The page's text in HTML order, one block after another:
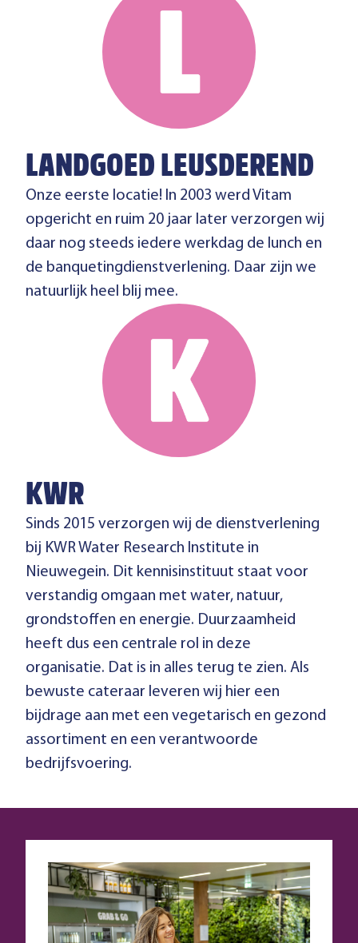
LANDGOED LEUSDEREND
Onze eerste locatie! In 2003 werd Vitam
opgericht en ruim 20 jaar later verzorgen wij
daar nog steeds iedere werkdag de lunch en
de banquetingdienstverlening. Daar zijn we
natuurlijk heel blij mee.
KWR
Sinds 2015 verzorgen wij de dienstverlening
bij KWR Water Research Institute in
Nieuwegein. Dit kennisinstituut staat voor
verstandig omgaan met water, natuur,
grondstoffen en energie. Duurzaamheid
heeft dus een centrale rol in deze
organisatie. Dat is in alles terug te zien. Als
bewuste cateraar leveren wij hier een
bijdrage aan met een vegetarisch en gezond
assortiment en een verantwoorde
bedrijfsvoering.